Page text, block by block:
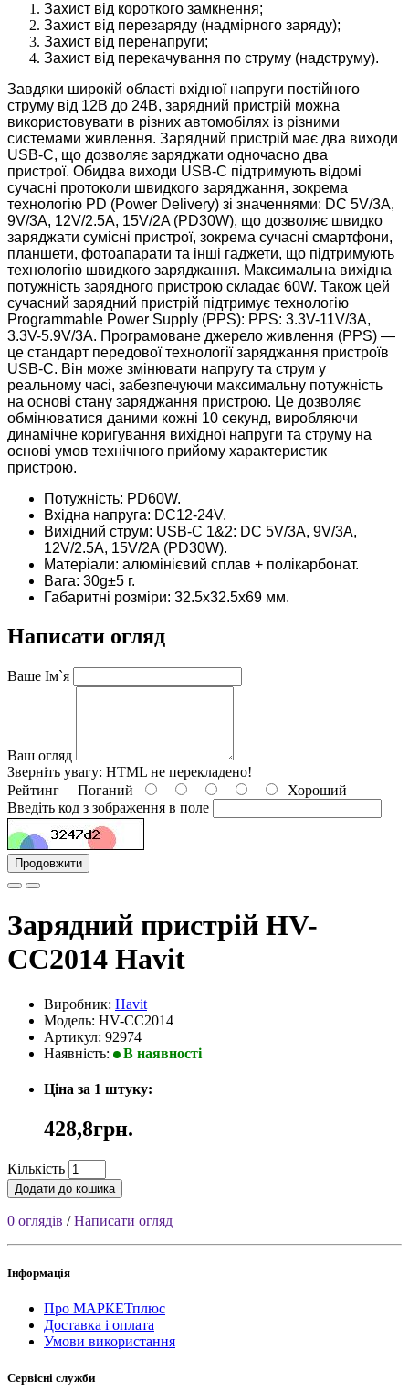
Захист від короткого замкнення;
Захист від перезаряду (надмірного заряду);
Захист від перенапруги;
Захист від перекачування по струму (надструму).
Завдяки широкій області вхідної напруги постійного
струму від 12В до 24В, зарядний пристрій можна
використовувати в різних автомобілях із різними
системами живлення. Зарядний пристрій має два виходи
USB-C, що дозволяє заряджати одночасно два
пристрої. Обидва виходи USB-C підтримують відомі
сучасні протоколи швидкого заряджання, зокрема
технологію PD (Power Delivery) зі значеннями: DC 5V/3A,
9V/3A, 12V/2.5A, 15V/2A (PD30W), що дозволяє швидко
заряджати сумісні пристрої, зокрема сучасні смартфони,
планшети, фотоапарати та інші гаджети, що підтримують
технологію швидкого заряджання. Максимальна вихідна
потужність зарядного пристрою складає 60W. Також цей
сучасний зарядний пристрій підтримує технологію
Programmable Power Supply (PPS): PPS: 3.3V-11V/3A,
3.3V-5.9V/3A. Програмоване джерело живлення (PPS) —
це стандарт передової технології заряджання пристроїв
USB-C. Він може змінювати напругу та струм у
реальному часі, забезпечуючи максимальну потужність
на основі стану заряджання пристрою. Це дозволяє
обмінюватися даними кожні 10 секунд, виробляючи
динамічне коригування вихідної напруги та струму на
основі умов технічного прийому характеристик
пристрою.
Потужність: PD60W.
Вхідна напруга: DC12-24V.
Вихідний струм: USB-C 1&2: DC 5V/3A, 9V/3A,
12V/2.5A, 15V/2А (PD30W).
Матеріали: алюмінієвий сплав + полікарбонат.
Вага: 30g±5 г.
Габаритні розміри: 32.5x32.5x69 мм.
Написати огляд
Ваше Ім`я
Ваш огляд
Зверніть увагу: HTML не перекладено!
Рейтинг Поганий
Хороший
Введіть код з зображення в поле
Продовжити
Зарядний пристрій HV-
CC2014 Havit
Виробник: Havit
Модель: HV-CC2014
Артикул: 92974
Наявність:
В наявності
Ціна за 1 штуку:
428,8грн.
Кількість
Додати до кошика
0 оглядів /Написати огляд
Інформація
Про МАРКЕТплюс
Доставка і оплата
Умови використання
Сервісні служби